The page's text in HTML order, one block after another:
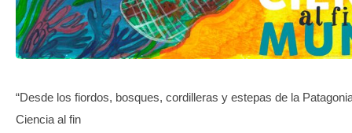
“Desde los fiordos, bosques, cordilleras y estepas de la
Ciencia al fin